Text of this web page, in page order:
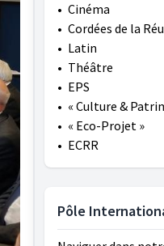
• Cinéma
• Cordées de la
• Latin
• Théâtre
• EPS
• « Culture &
• « Eco-Projet »
• ECRR
Pôle